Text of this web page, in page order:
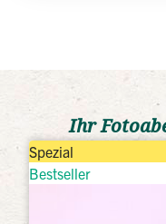
Ihr
Spezial
Bestseller